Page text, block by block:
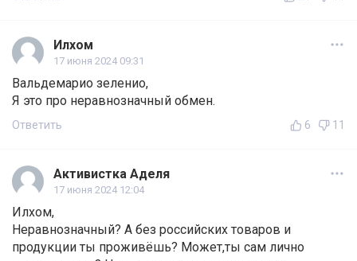
Илхом
17 июня 2024 09:31
Вальдемарио зеленио,
Я это про неравнозначный обмен.
Ответить 6 11
Активистка Аделя
17 июня 2024 12:04
Илхом,
Неравнозначный? А без российских товаров и
продукции ты проживёшь? Может,ты сам лично